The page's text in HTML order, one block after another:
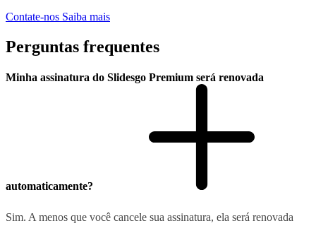
Contate-nos Saiba mais
Perguntas frequentes
Minha assinatura do Slidesgo Premium será renovada
automaticamente?
Sim. A menos que você cancele sua assinatura, ela será renovada